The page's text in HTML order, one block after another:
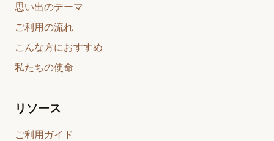
思い出のテーマ
ご利用の流れ
こんな方におすすめ
私たちの使命
リソース
ご利用ガイド